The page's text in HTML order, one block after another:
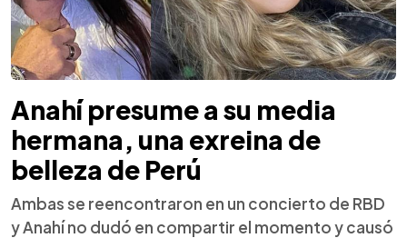
Anahí presume a su media
hermana, una exreina de
belleza de Perú
Ambas se reencontraron en un concierto de RBD
y Anahí no dudó en compartir el momento y causó